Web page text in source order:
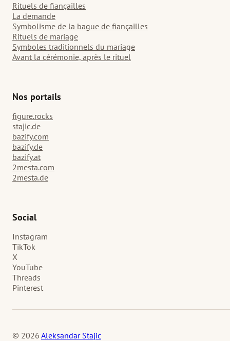
Rituels de fiançailles
La demande
Symbolisme de la bague de fiançailles
Rituels de mariage
Symboles traditionnels du mariage
Avant la cérémonie, après le rituel
Nos portails
figure.rocks
stajic.de
bazify.com
bazify.de
bazify.at
2mesta.com
2mesta.de
Social
Instagram
TikTok
X
YouTube
Threads
Pinterest
© 2026 Aleksandar Stajic